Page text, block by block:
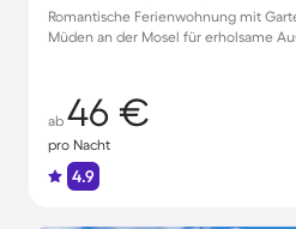
Romantische Ferienwohnung mit
Müden an der Mosel für erholsame
ab 46 €
pro Nacht
4.9